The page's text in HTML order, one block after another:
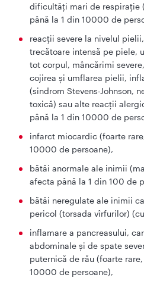
dificultăţi mari de respiraţie
până la 1 din 10000 de
reacţii severe la nivelul
trecătoare intensă pe piele,
tot corpul, mâncărimi
cojirea şi umflarea pielii,
(sindrom Stevens-Johnson,
toxică) sau alte reacţii
până la 1 din 10000 de
infarct miocardic (foarte
10000 de persoane),
bătăi anormale ale inimii
afecta până la 1 din 100 de
bătăi neregulate ale inimii
pericol (torsada vîrfurilor)
inflamare a pancreasului,
abdominale şi de spate
puternică de rău (foarte
10000 de persoane),